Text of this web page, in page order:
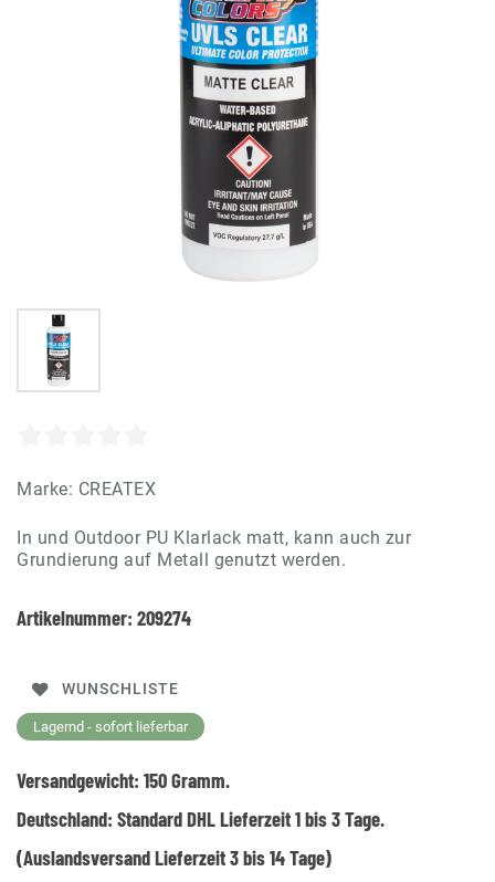
Marke: CREATEX
In und Outdoor PU Klarlack matt, kann auch zur
Grundierung auf Metall genutzt werden.
Artikelnummer: 209274
WUNSCHLISTE
Lagernd - sofort lieferbar
Versandgewicht: 150Gramm.
Deutschland: Standard DHL Lieferzeit 1 bis 3 Tage.
(Auslandsversand Lieferzeit 3 bis 14 Tage)